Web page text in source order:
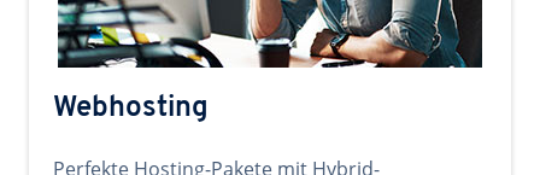
Webhosting
Perfekte Hosting-Pakete mit Hybrid-